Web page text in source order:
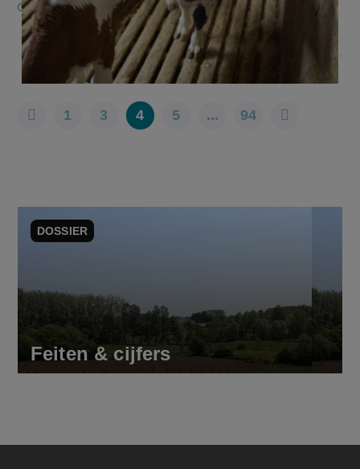
25 FEBRUARI 2026
1 3 4 5 ... 94
DOSSIER
Feiten & cijfers